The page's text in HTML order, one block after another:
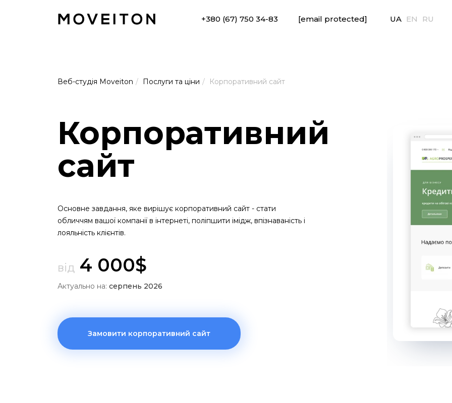
+380 (67) 750 34-83 [email protected] UA EN RU
Веб-студія Moveiton Послуги та ціни Корпоративний сайт
Корпоративний
сайт
Основне завдання, яке вирішує корпоративний сайт - стати
обличчям вашої компанії в інтернеті, поліпшити імідж, впізнаваність і
лояльність клієнтів.
від 4 000$
Актуально на: серпень 2026
Замовити корпоративний сайт